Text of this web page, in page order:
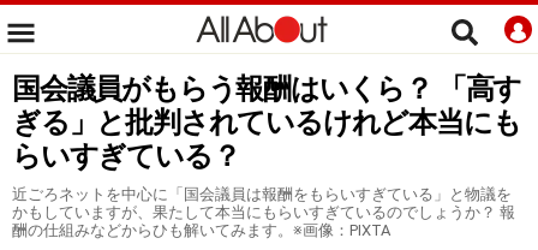
国会議員がもらう報酬はいくら？ 「高す
ぎる」と批判されているけれど本当にも
らいすぎている？
近ごろネットを中心に「国会議員は報酬をもらいすぎている」と物議を
かもしていますが、果たして本当にもらいすぎているのでしょうか？ 報
酬の仕組みなどからひも解いてみます。※画像：PIXTA